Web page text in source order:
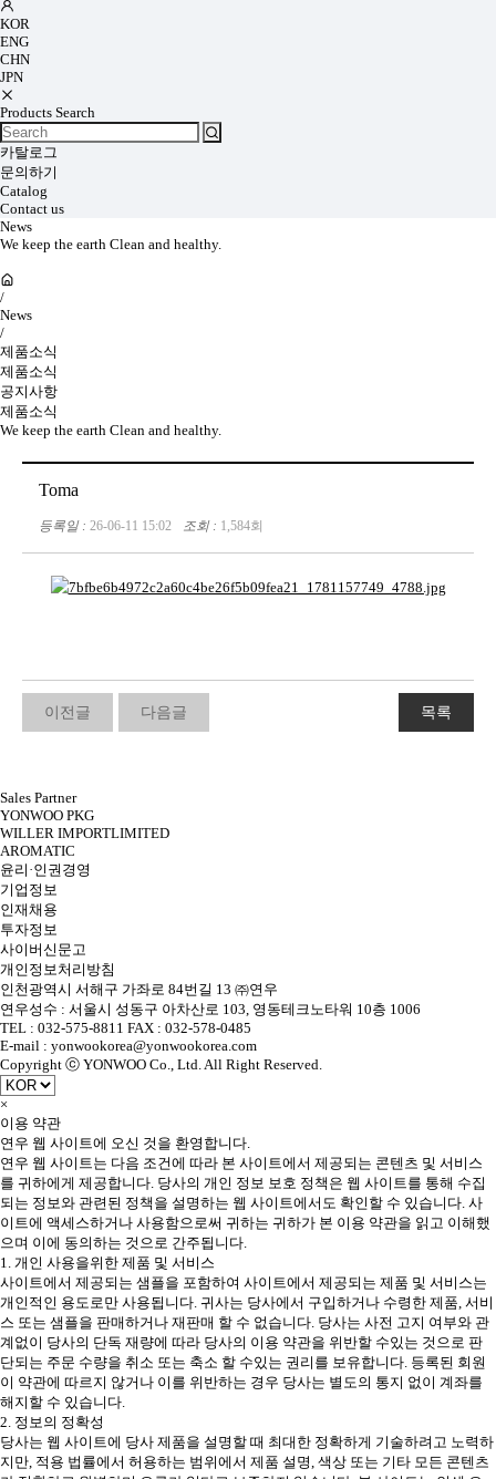
KOR
ENG
CHN
JPN
Products Search
카탈로그
문의하기
Catalog
Contact us
News
We keep the earth Clean and healthy.
/
News
/
제품소식
제품소식
공지사항
제품소식
We keep the earth Clean and healthy.
Toma
등록일 : 26-06-11 15:02 조회 : 1,584회
이전글 다음글 목록
Sales Partner
YONWOO PKG
WILLER IMPORTLIMITED
AROMATIC
윤리·인권경영
기업정보
인재채용
투자정보
사이버신문고
개인정보처리방침
인천광역시 서해구 가좌로 84번길 13 ㈜연우
연우성수 : 서울시 성동구 아차산로 103, 영동테크노타워 10층 1006
TEL : 032-575-8811 FAX : 032-578-0485
E-mail : yonwookorea@yonwookorea.com
Copyright ⓒ YONWOO Co., Ltd. All Right Reserved.
×
이용 약관
연우 웹 사이트에 오신 것을 환영합니다.
연우 웹 사이트는 다음 조건에 따라 본 사이트에서 제공되는 콘텐츠 및 서비스
를 귀하에게 제공합니다. 당사의 개인 정보 보호 정책은 웹 사이트를 통해 수집
되는 정보와 관련된 정책을 설명하는 웹 사이트에서도 확인할 수 있습니다. 사
이트에 액세스하거나 사용함으로써 귀하는 귀하가 본 이용 약관을 읽고 이해했
으며 이에 동의하는 것으로 간주됩니다.
1. 개인 사용을위한 제품 및 서비스
사이트에서 제공되는 샘플을 포함하여 사이트에서 제공되는 제품 및 서비스는
개인적인 용도로만 사용됩니다. 귀사는 당사에서 구입하거나 수령한 제품, 서비
스 또는 샘플을 판매하거나 재판매 할 수 없습니다. 당사는 사전 고지 여부와 관
계없이 당사의 단독 재량에 따라 당사의 이용 약관을 위반할 수있는 것으로 판
단되는 주문 수량을 취소 또는 축소 할 수있는 권리를 보유합니다. 등록된 회원
이 약관에 따르지 않거나 이를 위반하는 경우 당사는 별도의 통지 없이 계좌를
해지할 수 있습니다.
2. 정보의 정확성
당사는 웹 사이트에 당사 제품을 설명할 때 최대한 정확하게 기술하려고 노력하
지만, 적용 법률에서 허용하는 범위에서 제품 설명, 색상 또는 기타 모든 콘텐츠